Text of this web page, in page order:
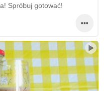
Spróbuj gotować!